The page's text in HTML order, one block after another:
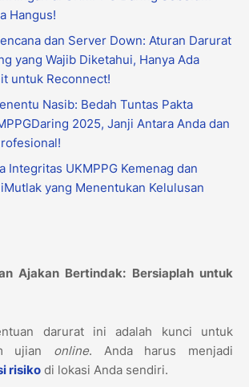
Hangus!
dan Server Down: Aturan Darurat
yang Wajib Diketahui, Hanya Ada
untuk Reconnect!
Nasib: Bedah Tuntas Pakta
2025, Janji Antara Anda dan
Integritas UKMPPG Kemenag dan
yang Menentukan Kelulusan
Ajakan Bertindak: Bersiaplah untuk
darurat ini adalah kunci untuk
ujian online. Anda harus menjadi
risiko di lokasi Anda sendiri.